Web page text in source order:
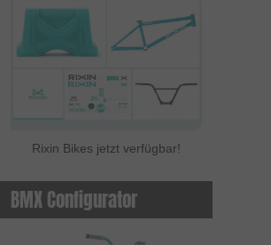
Rixin Bikes jetzt verfügbar!
BMX Configurator